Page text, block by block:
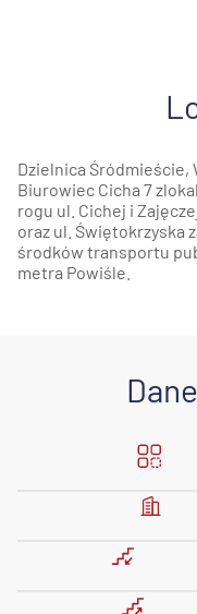
Dzielnica Śródmieście,
Biurowiec Cicha 7
rogu ul. Cichej i
oraz ul. Świętokrzyska
środków transportu
metra Powiśle.